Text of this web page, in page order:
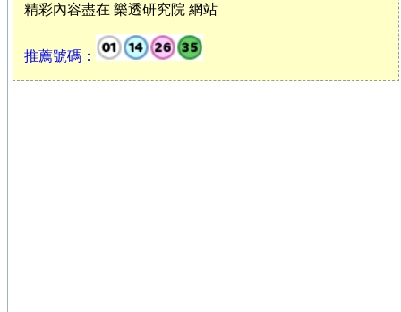
精彩內容盡在 樂透研究院 網站
推薦號碼：